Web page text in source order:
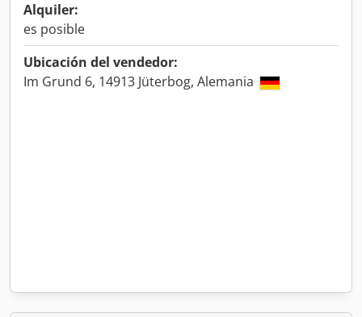
Alquiler:
es posible
Ubicación del vendedor:
Im Grund 6, 14913 Jüterbog, Alemania